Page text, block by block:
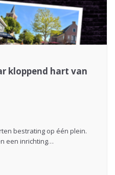
kloppend hart van
bestrating op één plein.
een inrichting…